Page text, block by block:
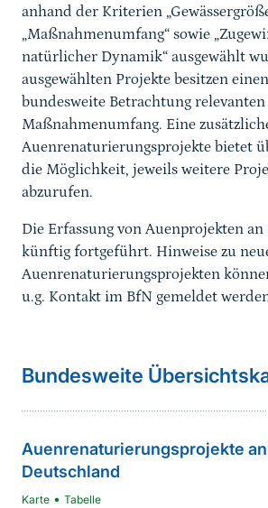
anhand der Kriterien
„Maßnahmenumfang“ sowie
natürlicher Dynamik“ ausgewählt
ausgewählten Projekte besitzen
bundesweite Betrachtung relevanten
Maßnahmenumfang. Eine
Auenrenaturierungsprojekte bietet
die Möglichkeit, jeweils weitere
abzurufen.
Die Erfassung von Auenprojekten
künftig fortgeführt. Hinweise zu
Auenrenaturierungsprojekten
u.g. Kontakt im BfN gemeldet
weiterführender
Bundesweite
Auenrenaturierungsprojekte
Deutschland
Karte • Tabelle